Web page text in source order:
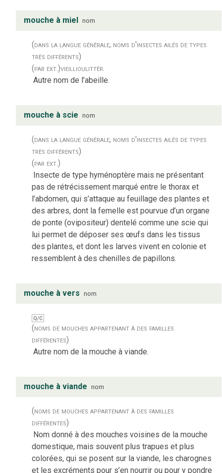
mouche à miel nom
(dans la langue générale, noms d'insectes ailés de types
très différents)
(par ext.)vieillioulittér.
Autre nom de l’abeille.
mouche à scie nom
(dans la langue générale, noms d'insectes ailés de types
très différents)
(par ext.)
Insecte de type hyménoptère mais ne présentant
pas de rétrécissement marqué entre le thorax et
l’abdomen, qui s’attaque au feuillage des plantes et
des arbres, dont la femelle est pourvue d’un organe
de ponte (ovipositeur) dentelé comme une scie qui
lui permet de déposer ses œufs dans les tissus
des plantes, et dont les larves vivent en colonie et
ressemblent à des chenilles de papillons.
mouche à vers nom
Q/C
(noms de mouches appartenant à des familles
différentes)
Autre nom de la mouche à viande.
mouche à viande nom
(noms de mouches appartenant à des familles
différentes)
Nom donné à des mouches voisines de la mouche
domestique, mais souvent plus trapues et plus
colorées, qui se posent sur la viande, les charognes
et les excréments pour s’en nourrir ou pour y pondre